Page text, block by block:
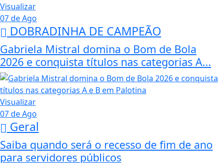
Visualizar
07 de Ago
DOBRADINHA DE CAMPEÃO
Gabriela Mistral domina o Bom de Bola
2026 e conquista títulos nas categorias A...
Visualizar
07 de Ago
Geral
Saiba quando será o recesso de fim de ano
para servidores públicos